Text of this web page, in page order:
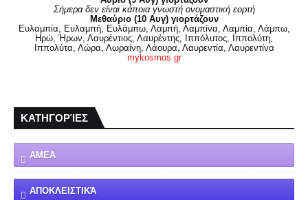
Σήμερα δεν είναι κάποια γνωστή ονομαστική εορτή
Μεθαύριο (10 Αυγ) γιορτάζουν
Ευλαμπία, Ευλαμπή, Ευλάμπω, Λαμπή, Λαμπίνα, Λαμπία, Λάμπω,
Ηρώ, Ήρων, Λαυρέντιος, Λαυρέντης, Ιππόλυτος, Ιππολύτη,
Ιππολύτα, Λώρα, Λωραίνη, Λάουρα, Λαυρεντία, Λαυρεντίνα
mykosmos.gr
ΚΑΤΗΓΟΡΊΕΣ
ΑΜΕΑ
ΑΠΟΚΛΕΙΣΤΙΚΆ